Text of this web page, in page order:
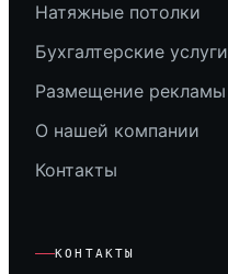
Натяжные потолки
Бухгалтерские услуги
Размещение рекламы
О нашей компании
Контакты
КОНТАКТЫ